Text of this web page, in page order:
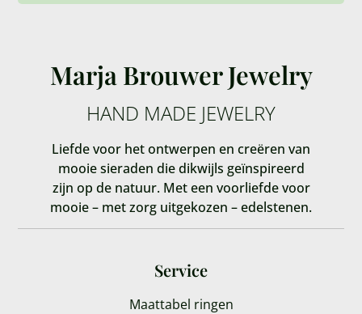
Marja Brouwer Jewelry
HAND MADE JEWELRY
Liefde voor het ontwerpen en creëren van
mooie sieraden die dikwijls geïnspireerd
zijn op de natuur. Met een voorliefde voor
mooie – met zorg uitgekozen – edelstenen.
Service
Maattabel ringen